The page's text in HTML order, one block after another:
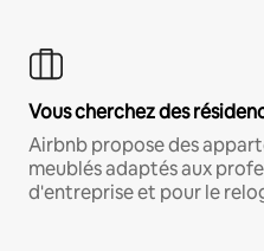
Vous cherchez des
Airbnb propose des
meublés adaptés aux
d'entreprise et pour le